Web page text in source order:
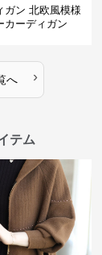
ガン 北欧風模様
カーディガン
へ ›
テム